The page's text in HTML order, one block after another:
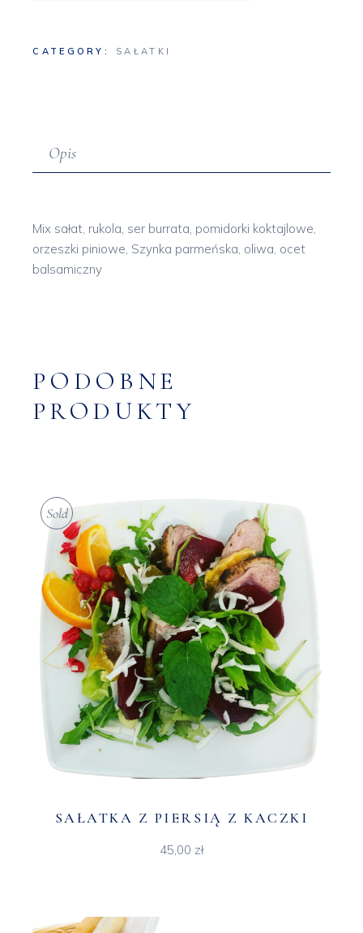
CATEGORY: SAŁATKI
Opis
Mix sałat, rukola, ser burrata, pomidorki koktajlowe,
orzeszki piniowe, Szynka parmeńska, oliwa, ocet
balsamiczny
PODOBNE
PRODUKTY
Sold
SAŁATKA Z PIERSIĄ Z KACZKI
45,00 zł